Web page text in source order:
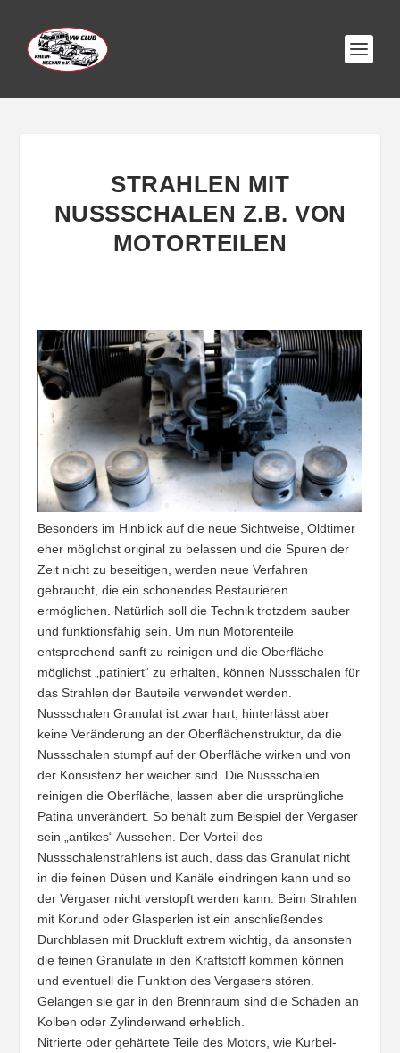
STRAHLEN MIT
NUSSSCHALEN Z.B. VON M
OTORTEILEN
Besonders im Hinblick auf die neue Sichtweise, Oldtimer
eher möglichst original zu belassen und die Spuren der
Zeit nicht zu beseitigen, werden neue Verfahren
gebraucht, die ein schonendes Restaurieren
ermöglichen. Natürlich soll die Technik trotzdem sauber
und funktionsfähig sein. Um nun Motorenteile
entsprechend sanft zu reinigen und die Oberfläche
möglichst „patiniert“ zu erhalten, können Nussschalen für
das Strahlen der Bauteile verwendet werden.
Nussschalen Granulat ist zwar hart, hinterlässt aber
keine Veränderung an der Oberflächenstruktur, da die
Nussschalen stumpf auf der Oberfläche wirken und von
der Konsistenz her weicher sind. Die Nussschalen
reinigen die Oberfläche, lassen aber die ursprüngliche
Patina unverändert. So behält zum Beispiel der Vergaser
sein „antikes“ Aussehen. Der Vorteil des
Nussschalenstrahlens ist auch, dass das Granulat nicht
in die feinen Düsen und Kanäle eindringen kann und so
der Vergaser nicht verstopft werden kann. Beim Strahlen
mit Korund oder Glasperlen ist ein anschließendes
Durchblasen mit Druckluft extrem wichtig, da ansonsten
die feinen Granulate in den Kraftstoff kommen können
und eventuell die Funktion des Vergasers stören.
Gelangen sie gar in den Brennraum sind die Schäden an
Kolben oder Zylinderwand erheblich.
Nitrierte oder gehärtete Teile des Motors, wie Kurbel-